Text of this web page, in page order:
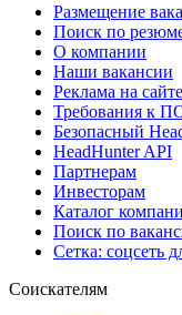
Размещение
Поиск по
О компании
Наши вакансии
Реклама на сайте
Требования к
Безопасный
HeadHunter API
Партнерам
Инвесторам
Каталог
Поиск по
Сетка: соцсеть
Соискателям